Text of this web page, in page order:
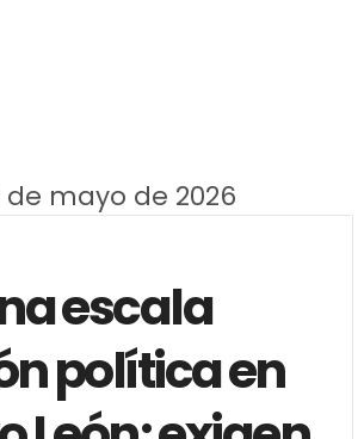
mayo de 2026
escala
política en